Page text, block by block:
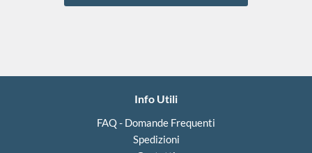
r
c
Info Utili
FAQ - Domande Frequenti
Spedizioni